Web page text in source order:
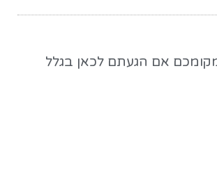
אם הגעתם לכאן בגלל